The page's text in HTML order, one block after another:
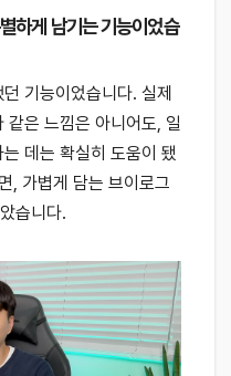
하게 남기는 기능이었습
기능이었습니다. 실제
같은 느낌은 아니어도, 일
데는 확실히 도움이 됐
, 가볍게 담는 브이로그
습니다.